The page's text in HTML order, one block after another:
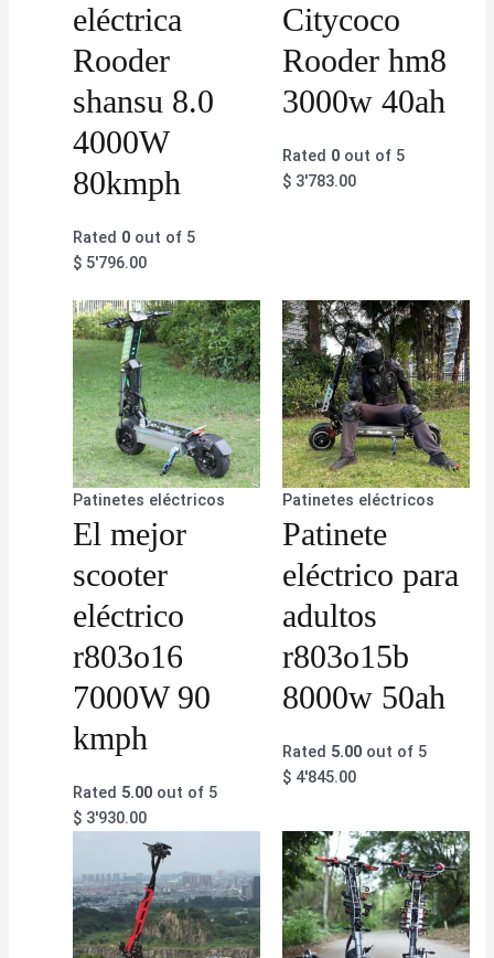
eléctrica
Rooder
shansu 8.0
4000W
80kmph
Rated 0 out of 5
$ 5'796.00
Citycoco
Rooder hm8
3000w 40ah
Rated 0out of 5
$3'783.00
Patinetes eléctricos
El mejor
scooter
eléctrico
r803o16
7000W 90
kmph
Rated 5.00 out of 5
$ 3'930.00
Patinetes eléctricos
Patinete
eléctrico para
adultos
r803o15b
8000w 50ah
Rated 5.00out of 5
$4'845.00